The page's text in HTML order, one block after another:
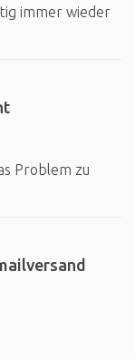
immer wieder
Problem zu